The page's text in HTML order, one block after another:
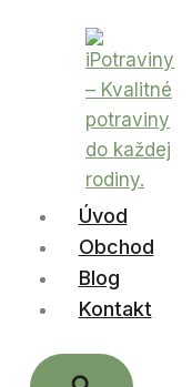
Úvod
Obchod
Blog
Kontakt